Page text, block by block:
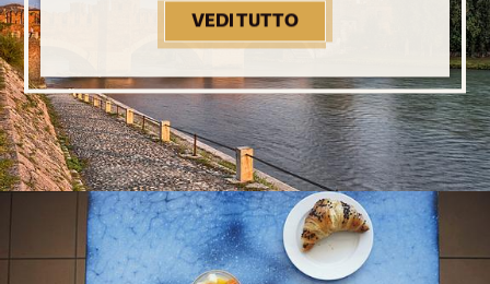
VEDI TUTTOSCOPRI I DINTORNI!